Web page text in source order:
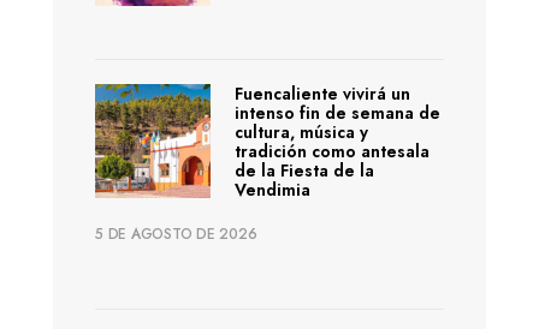
Fuencaliente vivirá un
intenso fin de semana de
cultura, música y
tradición como antesala
de la Fiesta de la
Vendimia
5 DE AGOSTO DE 2026